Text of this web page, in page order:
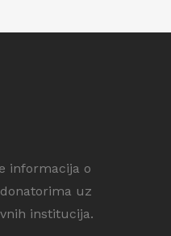
informacija o
uz
institucija.